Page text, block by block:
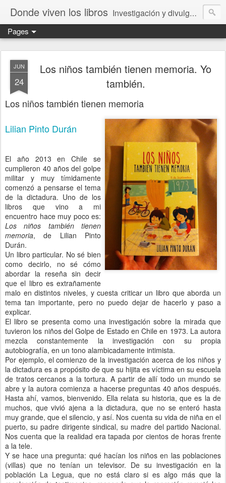
Donde viven los libros Investigación y divulgación de libros para niños y jóvenes. Librería especializada.
Pages
JUN
24
Los niños también tienen memoria. Yo
también.
Los niños también tienen memoria
Lilian Pinto Durán
El año 2013 en Chile se
cumplieron 40 años del golpe
militar y muy tímidamente
comenzó a pensarse el tema
de la dictadura. Uno de los
libros que vino a mi
encuentro hace muy poco es:
Los niños también tienen
memoria, de Lilian Pinto
Durán.
Un libro particular. No sé bien
como decirlo, no sé cómo
abordar la reseña sin decir
que el libro es extrañamente
malo en distintos niveles, y cuesta criticar un libro que aborda un
tema tan importante, pero no puedo dejar de hacerlo y paso a
explicar.
El libro se presenta como una investigación sobre la mirada que
tuvieron los niños del Golpe de Estado en Chile en 1973. La autora
mezcla constantemente la investigación con su propia
autobiografía, en un tono alambicadamente intimista.
Por ejemplo, el comienzo de la investigación acerca de los niños y
la dictadura es a propósito de que su hijita es víctima en su escuela
de tratos cercanos a la tortura. A partir de allí todo un mundo se
abre y la autora comienza a hacerse preguntas 40 años después.
Hasta ahí, vamos, bienvenido. Ella relata su historia, que es la de
muchos, que vivió ajena a la dictadura, que no se enteró hasta
muy grande, que el silencio, y así. Nos cuenta su vida de niña en el
puerto, su padre dirigente sindical, su madre del partido Nacional.
Nos cuenta que la realidad era tapada por cientos de horas frente
a la tele.
Y se hace una pregunta: qué hacían los niños en las poblaciones
(villas) que no tenían un televisor. De su investigación en la
población La Legua, que no está claro si es algo más que la